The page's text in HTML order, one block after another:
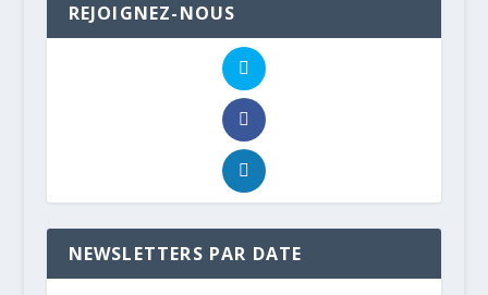
REJOIGNEZ-NOUS
NEWSLETTERS PAR DATE